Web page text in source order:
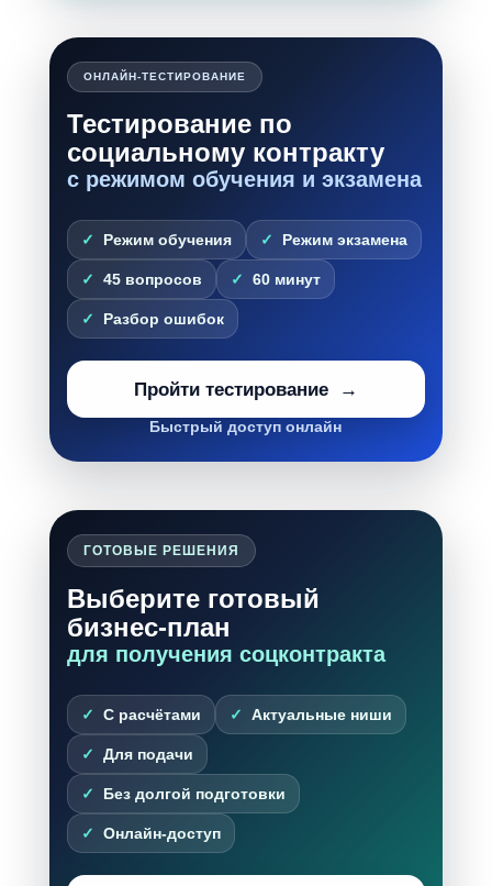
ОНЛАЙН-ТЕСТИРОВАНИЕ
Тестирование по
социальному контракту
с режимом обучения и экзамена
Режим обучения Режим экзамена
45 вопросов 60 минут
Разбор ошибок
Пройти тестирование
Быстрый доступ онлайн
ГОТОВЫЕ РЕШЕНИЯ
Выберите готовый
бизнес-план
для получения соцконтракта
С расчётами Актуальные ниши
Для подачи
Без долгой подготовки
Онлайн-доступ